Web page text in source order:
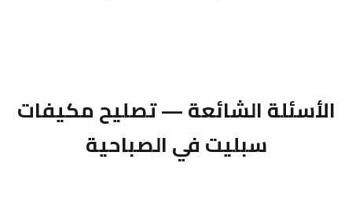
الأسئلة الشائعة — تصليح مكيفات
سبليت في الصباحية